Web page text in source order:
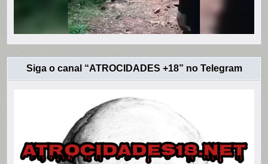
Siga o canal “ATROCIDADES +18” no Telegram